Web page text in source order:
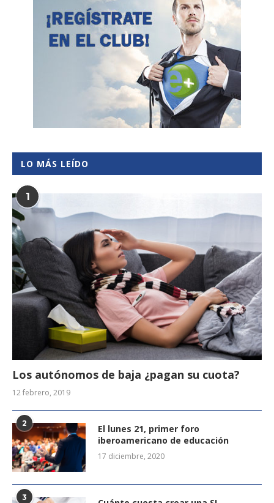
LO MÁS LEÍDO
1
Los autónomos de baja ¿pagan su cuota?
12 febrero, 2019
2
El lunes 21, primer foro
iberoamericano de educación
17 diciembre, 2020
3